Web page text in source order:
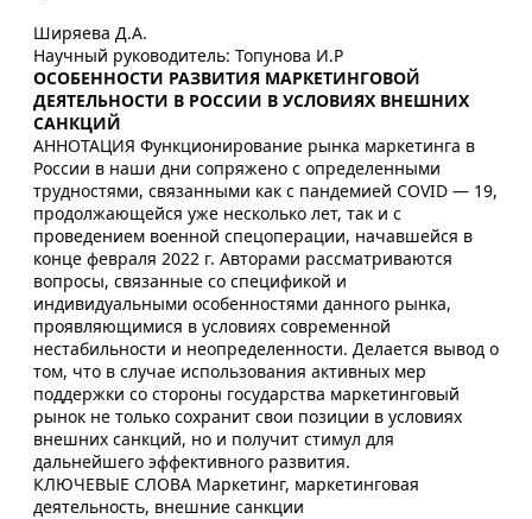
Ширяева Д.А.
Научный руководитель: Топунова И.Р
ОСОБЕННОСТИ РАЗВИТИЯ МАРКЕТИНГОВОЙ
ДЕЯТЕЛЬНОСТИ В РОССИИ В УСЛОВИЯХ ВНЕШНИХ
САНКЦИЙ
АННОТАЦИЯ Функционирование рынка маркетинга в
России в наши дни сопряжено с определенными
трудностями, связанными как с пандемией COVID — 19,
продолжающейся уже несколько лет, так и с
проведением военной спецоперации, начавшейся в
конце февраля 2022 г. Авторами рассматриваются
вопросы, связанные со спецификой и
индивидуальными особенностями данного рынка,
проявляющимися в условиях современной
нестабильности и неопределенности. Делается вывод о
том, что в случае использования активных мер
поддержки со стороны государства маркетинговый
рынок не только сохранит свои позиции в условиях
внешних санкций, но и получит стимул для
дальнейшего эффективного развития.
КЛЮЧЕВЫЕ СЛОВА Маркетинг, маркетинговая
деятельность, внешние санкции